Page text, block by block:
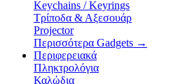
Keychains / Keyrings
Τρίποδα & Αξεσουάρ
Projector
Περισσότερα Gadgets →
Περιφερειακά
Πληκτρολόγια
Καλώδια